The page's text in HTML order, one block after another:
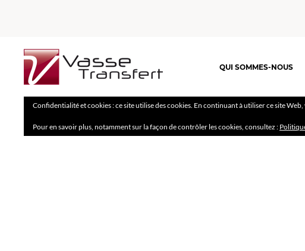
QUI SOMMES-NOUS
Confidentialité et cookies : ce site utilise des cookies. En continuant à utiliser ce site
Pour en savoir plus, notamment sur la façon de contrôler les cookies, consultez :